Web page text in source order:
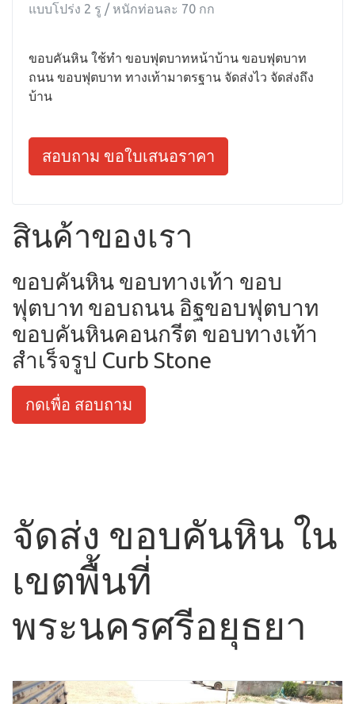
แบบโปร่ง 2 รู / หนักท่อนละ 70 กก
ขอบคันหิน ใช้ทำ ขอบฟุตบาทหน้าบ้าน ขอบฟุตบาท
ถนน ขอบฟุตบาท ทางเท้ามาตรฐาน จัดส่งไว จัดส่งถึง
บ้าน
สอบถาม ขอใบเสนอราคา
สินค้าของเรา
ขอบคันหิน ขอบทางเท้า ขอบ
ฟุตบาท ขอบถนน อิฐขอบฟุตบาท
ขอบคันหินคอนกรีต ขอบทางเท้า
สำเร็จรูป Curb Stone
กดเพื่อ สอบถาม
จัดส่ง ขอบคันหิน ใน
เขตพื้นที่
พระนครศรีอยุธยา